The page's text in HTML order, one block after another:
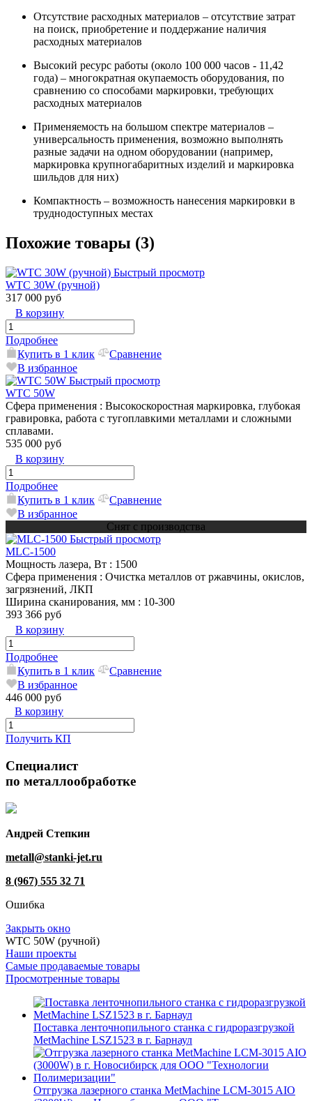
Отсутствие расходных материалов – отсутствие затрат
на поиск, приобретение и поддержание наличия
расходных материалов
Высокий ресурс работы (около 100 000 часов - 11,42
года) – многократная окупаемость оборудования, по
сравнению со способами маркировки, требующих
расходных материалов
Применяемость на большом спектре материалов –
универсальность применения, возможно выполнять
разные задачи на одном оборудовании (например,
маркировка крупногабаритных изделий и маркировка
шильдов для них)
Компактность – возможность нанесения маркировки в
труднодоступных местах
Похожие товары (3)
Быстрый просмотр
WTC 30W (ручной)
317 000 руб
В корзину
Подробнее
Купить в 1 клик
Сравнение
В избранное
Быстрый просмотр
WTC 50W
Сфера применения : Высокоскоростная маркировка, глубокая
гравировка, работа с тугоплавкими металлами и сложными
сплавами.
535 000 руб
В корзину
Подробнее
Купить в 1 клик
Сравнение
В избранное
Снят с производства
Быстрый просмотр
MLC-1500
Мощность лазера, Вт : 1500
Сфера применения : Очистка металлов от ржавчины, окислов,
загрязнений, ЛКП
Ширина сканирования, мм : 10-300
393 366 руб
В корзину
Подробнее
Купить в 1 клик
Сравнение
В избранное
446 000 руб
В корзину
Получить КП
Специалист
по металлообработке
Андрей Степкин
metall@stanki-jet.ru
8 (967) 555 32 71
Ошибка
Закрыть окно
WTC 50W (ручной)
Наши проекты
Самые продаваемые товары
Просмотренные товары
Поставка ленточнопильного станка c гидроразгрузкой
MetMachine LSZ1523 в г. Барнаул
Отгрузка лазерного станка MetMachine LCM-3015 AIO